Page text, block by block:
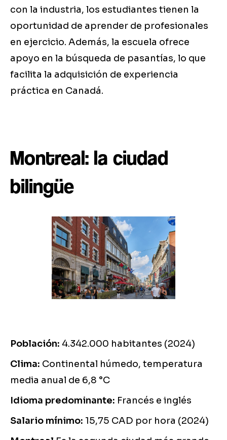
con la industria, los estudiantes tienen la
oportunidad de aprender de profesionales
en ejercicio. Además, la escuela ofrece
apoyo en la búsqueda de pasantías, lo que
facilita la adquisición de experiencia
práctica en Canadá.
Montreal: la ciudad
bilingüe
Población: 4.342.000 habitantes (2024)
Clima: Continental húmedo, temperatura
media anual de 6,8 °C
Idioma predominante: Francés e inglés
Salario mínimo: 15,75 CAD por hora (2024)